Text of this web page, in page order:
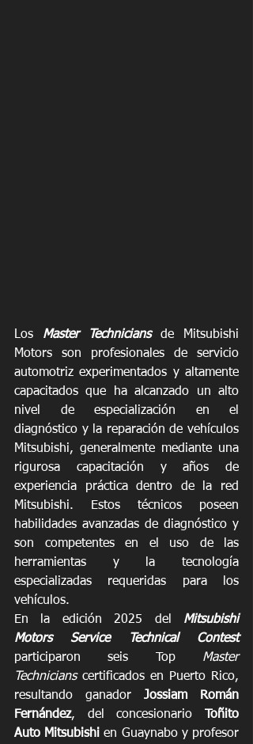
Los Master Technicians de Mitsubishi
Motors son profesionales de servicio
automotriz experimentados y altamente
capacitados que ha alcanzado un alto
nivel de especialización en el
diagnóstico y la reparación de vehículos
Mitsubishi, generalmente mediante una
rigurosa capacitación y años de
experiencia práctica dentro de la red
Mitsubishi. Estos técnicos poseen
habilidades avanzadas de diagnóstico y
son competentes en el uso de las
herramientas y la tecnología
especializadas requeridas para los
vehículos.
En la edición 2025 del
Mitsubishi
Motors Service Technical Contest
participaron
seis Top Master
Technicians certificados en Puerto Rico,
resultando ganador Jossiam Román
Fernández, del concesionario
Toñito
Auto Mitsubishi en Guaynabo y profesor